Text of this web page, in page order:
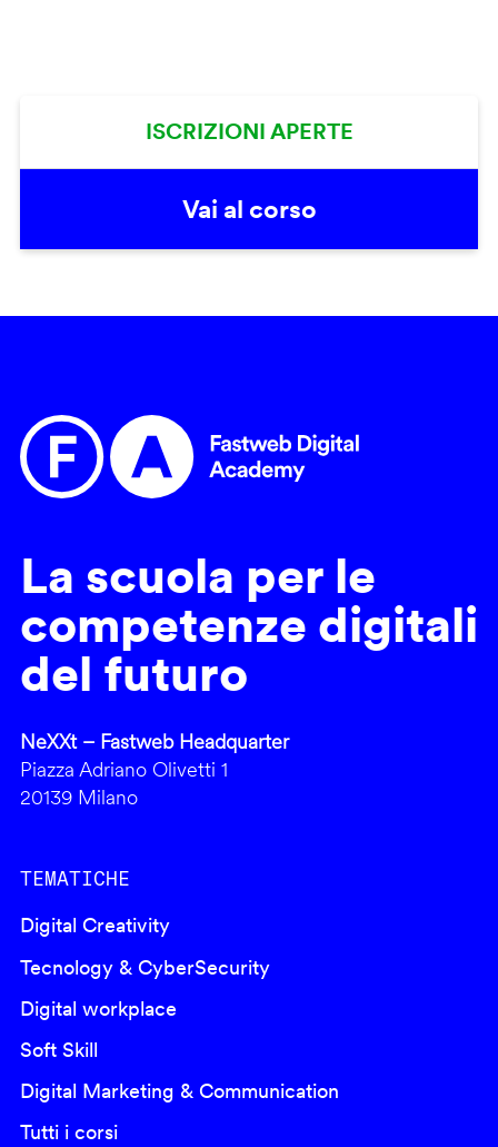
ISCRIZIONI APERTE
Vai al corso
La scuola per le
competenze digitali
del futuro
NeXXt – Fastweb Headquarter
Piazza Adriano Olivetti 1
20139 Milano
TEMATICHE
Digital Creativity
Tecnology & CyberSecurity
Digital workplace
Soft Skill
Digital Marketing & Communication
Tutti i corsi